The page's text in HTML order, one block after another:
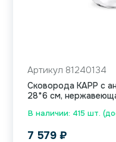
В наличии: 415 шт.
Артикул 81240134
Сковорода KAPP с
28*6 см,
7 579 ₽